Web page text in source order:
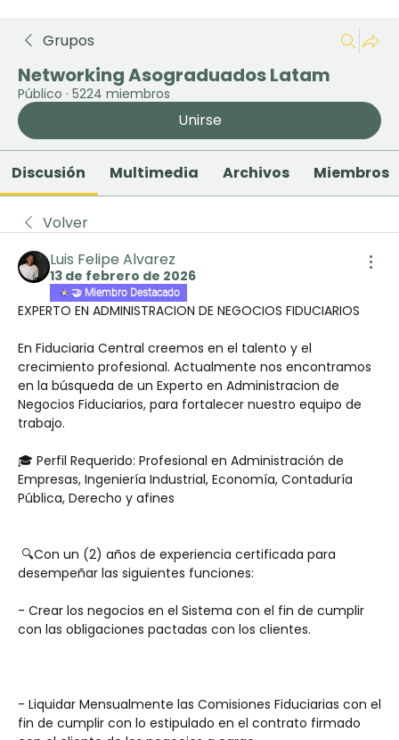
Grupos
Networking Asograduados Latam
Público · 5224 miembros
Unirse
Discusión Multimedia Archivos Miembros
Volver
Luis Felipe Alvarez
13 de febrero de 2026
🤝 Miembro Destacado
EXPERTO EN ADMINISTRACION DE NEGOCIOS FIDUCIARIOS
En Fiduciaria Central creemos en el talento y el
crecimiento profesional. Actualmente nos encontramos
en la búsqueda de un Experto en Administracion de
Negocios Fiduciarios, para fortalecer nuestro equipo de
trabajo.
🎓 Perfil Requerido: Profesional en Administración de
Empresas, Ingeniería Industrial, Economía, Contaduría
Pública, Derecho y afines
🔍Con un (2) años de experiencia certificada para
desempeñar las siguientes funciones:
- Crear los negocios en el Sistema con el fin de cumplir
con las obligaciones pactadas con los clientes.
- Liquidar Mensualmente las Comisiones Fiduciarias con el
fin de cumplir con lo estipulado en el contrato firmado